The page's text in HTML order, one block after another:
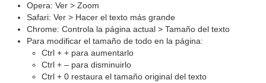
Opera: Ver > Zoom
Safari: Ver > Hacer el texto más grande
Chrome: Controla la página actual > Tamaño del texto
Para modificar el tamaño de todo en la página:
Ctrl + + para aumentarlo
Ctrl + – para disminuirlo
Ctrl + 0 restaura el tamaño original del texto